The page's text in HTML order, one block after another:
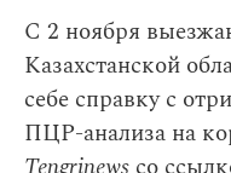
С 2 ноября
Казахстанской
себе справку с
ПЦР-анализа на